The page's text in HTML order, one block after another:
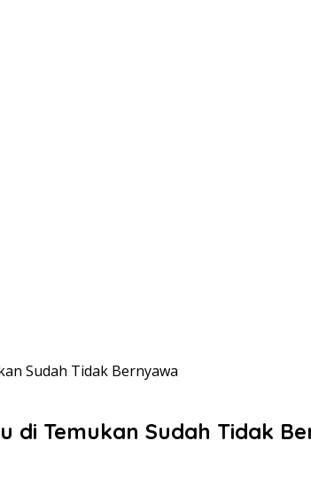
Sudah Tidak Bernyawa
di Temukan Sudah Tidak